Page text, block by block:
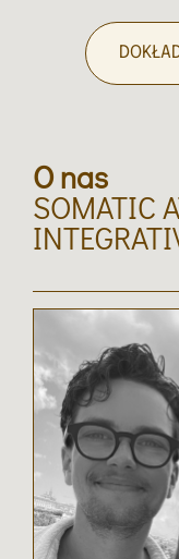
O nas
SOMATIC